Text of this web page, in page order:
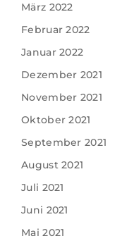
März 2022
Februar 2022
Januar 2022
Dezember 2021
November 2021
Oktober 2021
September 2021
August 2021
Juli 2021
Juni 2021
Mai 2021